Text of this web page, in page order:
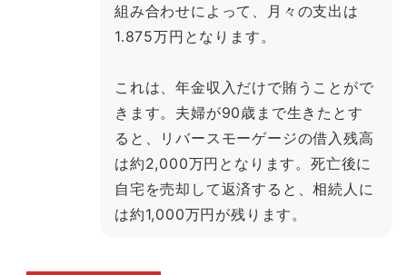
組み合わせによって、月々の支出は
1.875万円となります。
これは、年金収入だけで賄うことがで
きます。夫婦が90歳まで生きたとす
ると、リバースモーゲージの借入残高
は約2,000万円となります。死亡後に
自宅を売却して返済すると、相続人に
は約1,000万円が残ります。